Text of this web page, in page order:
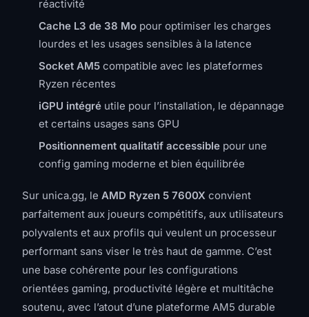
réactivité
Cache L3 de 38 Mo pour optimiser les charges
lourdes et les usages sensibles à la latence
Socket AM5 compatible avec les plateformes
Ryzen récentes
iGPU intégré utile pour l’installation, le dépannage
et certains usages sans GPU
Positionnement qualitatif accessible pour une
config gaming moderne et bien équilibrée
Sur unica.gg, le AMD Ryzen 5 7600X convient
parfaitement aux joueurs compétitifs, aux utilisateurs
polyvalents et aux profils qui veulent un processeur
performant sans viser le très haut de gamme. C’est
une base cohérente pour les configurations
orientées gaming, productivité légère et multitâche
soutenu, avec l’atout d’une plateforme AM5 durable